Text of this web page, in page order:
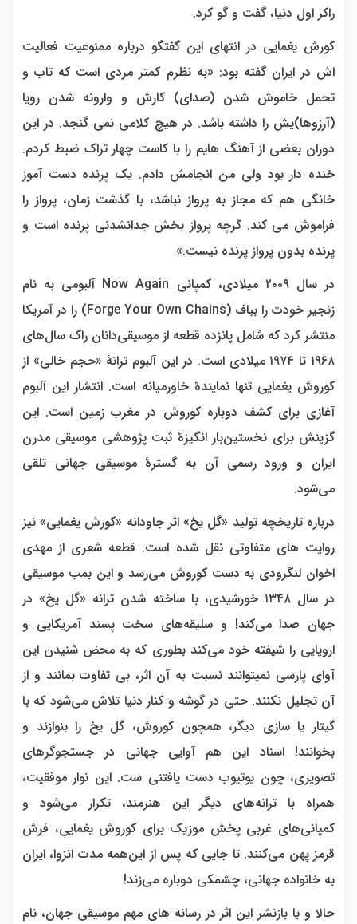
راکر اول دنیا، گفت و گو کرد.
کورش یغمایی در انتهای این گفتگو درباره ممنوعیت فعالیت
اش در ایران گفته بود: «به نظرم کمتر مردی است که تاب و
تحمل خاموش شدن (صدای) کارش و وارونه شدن رویا
(آرزوها)یش را داشته باشد. در هیچ کلامی نمی گنجد. در این
دوران بعضی از آهنگ هایم را با کاست چهار تراک ضبط کردم.
خنده دار بود ولی من انجامش دادم. یک پرنده دست آموز
خانگی هم که مجاز به پرواز نباشد، با گذشت زمان، پرواز را
فراموش می کند. گرچه پرواز بخش جدانشدنی پرنده است و
پرنده بدون پرواز پرنده نیست.»
در سال ۲۰۰۹ میلادی، کمپانی Now Again آلبومی به نام
زنجیر خودت را بباف (Forge Your Own Chains) را در آمریکا
منتشر کرد که شامل پانزده قطعه از موسیقی‌دانان راک سال‌های
۱۹۶۸ تا ۱۹۷۴ میلادی است. در این آلبوم ترانهٔ «حجم خالی» از
کوروش یغمایی تنها نمایندهٔ خاورمیانه است. انتشار این آلبوم
آغازی برای کشف دوباره کوروش در مغرب زمین است. این
گزینش برای نخستین‌بار انگیزهٔ ثبت پژوهشی موسیقی مدرن
ایران و ورود رسمی آن به گسترهٔ موسیقی جهانی تلقی
می‌شود.
درباره تاریخچه تولید «گل یخ» اثر جاودانه «کورش یغمایی» نیز
روایت های متفاوتی نقل شده است. قطعه شعری از مهدی
اخوان لنگرودی به دست کوروش می‌رسد و این بمب موسیقی
در سال ۱۳۴۸ خورشیدی، با ساخته شدن ترانه «گل یخ» در
جهان صدا می‌کند! و سلیقه‌های سخت پسند آمریکایی و
اروپایی را شیفته خود می‌کند بطوری که به محض شنیدن این
آوای پارسی نمیتوانند نسبت به آن اثر، بی تفاوت بمانند و از
آن تجلیل نکنند. حتی در گوشه و کنار دنیا تلاش می‌شود که با
گیتار یا سازی دیگر، همچون کوروش، گل یخ را بنوازند و
بخوانند! اسناد این هم آوایی جهانی در جستجوگرهای
تصویری، چون یوتیوب دست یافتنی ست. این نوار موفقیت،
همراه با ترانه‌های دیگر این هنرمند، تکرار می‌شود و
کمپانی‌های غربی پخش موزیک برای کوروش یغمایی، فرش
قرمز پهن می‌کنند. تا جایی که پس از این‌همه مدت انزوا، ایران
به خانواده جهانی، چشمکی دوباره می‌زند!
حالا و با بازنشر این اثر در رسانه های مهم موسیقی جهان، نام